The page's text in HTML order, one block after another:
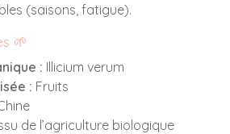
(saisons, fatigue).
🌱
: Illicium verum
: Fruits
de l’agriculture biologique